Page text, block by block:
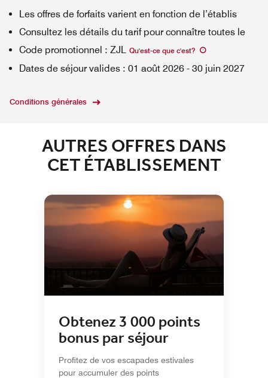
Les offres de forfaits varient en fonction de l’établis
Consultez les détails du tarif pour connaître toutes le
Code promotionnel : ZJL Qu'est-ce que c'est?
Dates de séjour valides : 01 août 2026 - 30 juin 2027
Conditions générales
AUTRES OFFRES DANS
CET ÉTABLISSEMENT
Obtenez 3 000 points
bonus par séjour
Profitez de vos escapades estivales
pour accumuler des points